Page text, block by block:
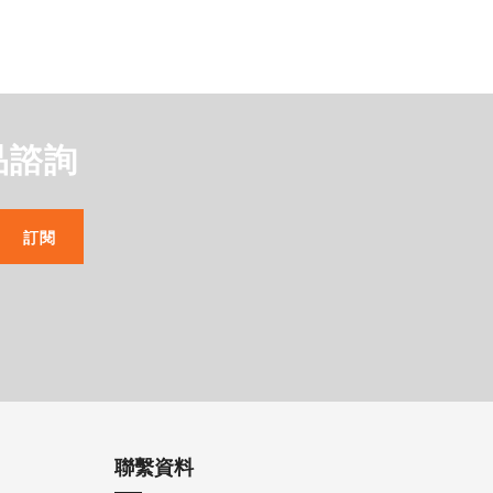
詢
訂閱
聯繫資料